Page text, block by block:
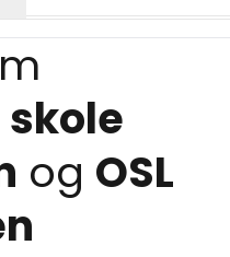
og OSL